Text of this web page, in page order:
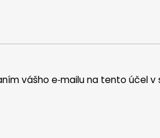
vášho e‑mailu na tento účel v